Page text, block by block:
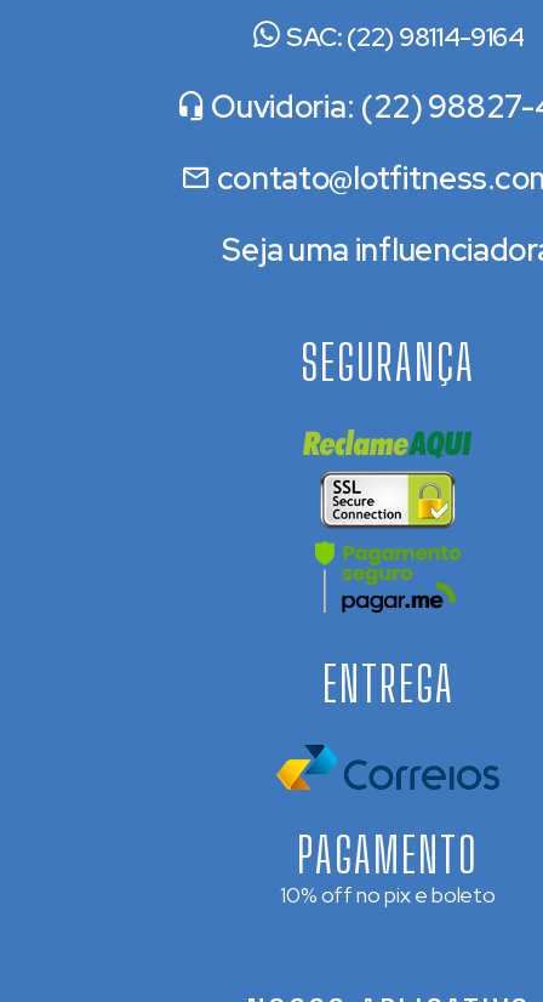
SAC: (22) 98114-9164
Ouvidoria: (22) 98827-
Seja uma
PAGAMENTO
10% off no pix e boleto
ENTREGA
SEGURANÇA